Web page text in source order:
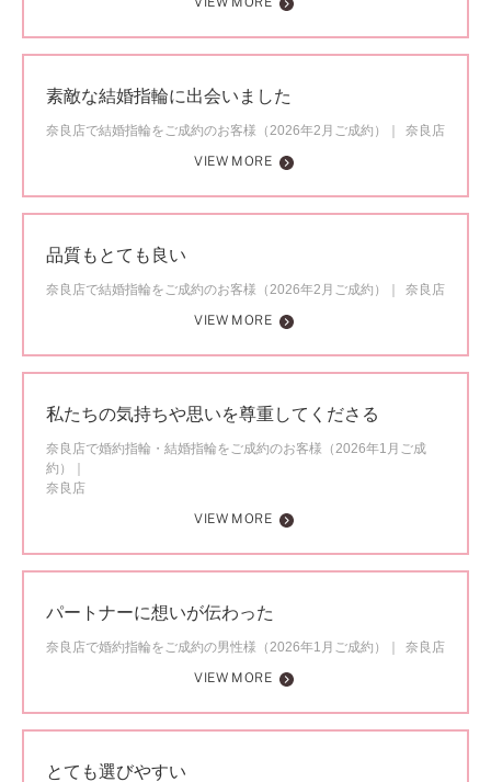
素敵な結婚指輪に出会いました
奈良店で結婚指輪をご成約のお客様（2026年2月ご成約）
奈良店
VIEW MORE
品質もとても良い
奈良店で結婚指輪をご成約のお客様（2026年2月ご成約）
奈良店
VIEW MORE
私たちの気持ちや思いを尊重してくださる
奈良店で婚約指輪・結婚指輪をご成約のお客様（2026年1月ご成
約）
奈良店
VIEW MORE
パートナーに想いが伝わった
奈良店で婚約指輪をご成約の男性様（2026年1月ご成約）
奈良店
VIEW MORE
とても選びやすい